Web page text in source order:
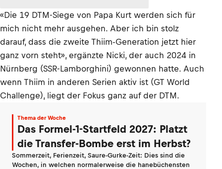
«Die 19 DTM-Siege von Papa Kurt werden sich für
mich nicht mehr ausgehen. Aber ich bin stolz
darauf, dass die zweite Thiim-Generation jetzt hier
ganz vorn steht», ergänzte Nicki, der auch 2024 in
Nürnberg (SSR-Lamborghini) gewonnen hatte. Auch
wenn Thiim in anderen Serien aktiv ist (GT World
Challenge), liegt der Fokus ganz auf der DTM.
Thema der Woche
Das Formel-1-Startfeld 2027: Platzt
die Transfer-Bombe erst im Herbst?
Sommerzeit, Ferienzeit, Saure-Gurke-Zeit: Dies sind die
Wochen, in welchen normalerweise die hanebüchensten